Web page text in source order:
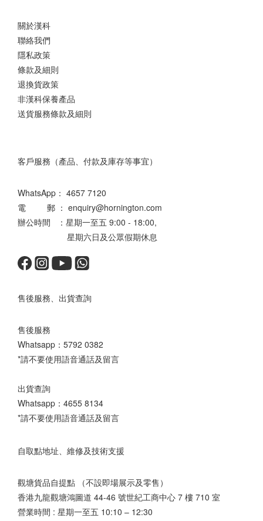
關於漢科
聯絡我們
隱私政策
條款及細則
退換貨政策
非漢科保養產品
送貨服務條款及細則
客戶服務（產品、付款及庫存等事宜）
WhatsApp： 4657 7120
電 郵 ： enquiry@hornington.com
辦公時間 ：星期一至五 9:00 - 18:00,
星期六日及公眾假期休息
售後服務、出貨查詢
售後服務
Whatsapp： 5792 0382
*請不要使用語音通話及留言
出貨查詢
Whatsapp： 4655 8134
*請不要使用語音通話及留言
自取點地址、維修及技術支援
觀塘貨品自提點 （不設即場展示及零售）
香港九龍觀塘鴻圖道 44-46 號世紀工商中心 7 樓 710 室
營業時間 : 星期一至五 10:10 – 12:30